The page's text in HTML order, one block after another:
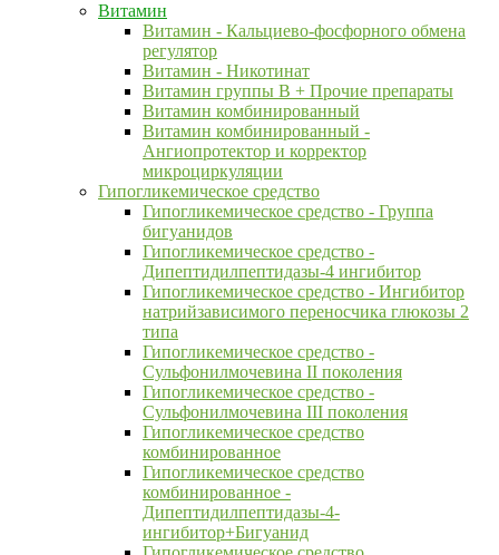
Витамин
Витамин - Кальциево-фосфорного обмена
регулятор
Витамин - Никотинат
Витамин группы B + Прочие препараты
Витамин комбинированный
Витамин комбинированный -
Ангиопротектор и корректор
микроциркуляции
Гипогликемическое средство
Гипогликемическое средство - Группа
бигуанидов
Гипогликемическое средство -
Дипептидилпептидазы-4 ингибитор
Гипогликемическое средство - Ингибитор
натрийзависимого переносчика глюкозы 2
типа
Гипогликемическое средство -
Сульфонилмочевина II поколения
Гипогликемическое средство -
Сульфонилмочевина III поколения
Гипогликемическое средство
комбинированное
Гипогликемическое средство
комбинированное -
Дипептидилпептидазы-4-
ингибитор+Бигуанид